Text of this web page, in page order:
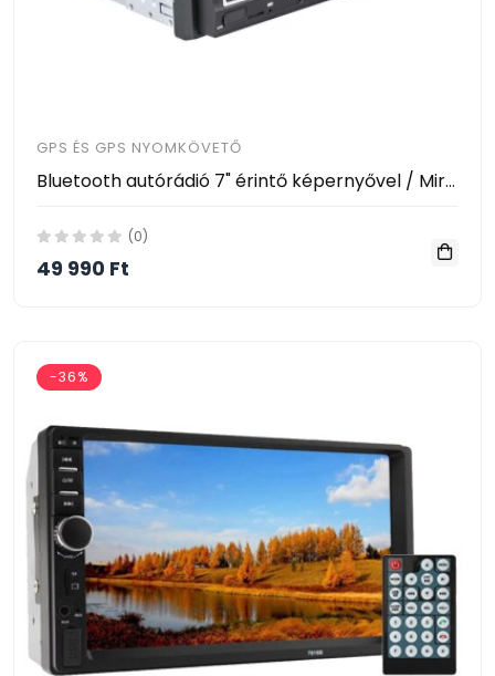
GPS ÉS GPS NYOMKÖVETŐ
Bluetooth autórádió 7" érintő képernyővel / MirrorLink multimédiás rendszer, autós fejegység (GBT-7110S)
(0)
49 990 Ft
-36%